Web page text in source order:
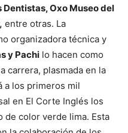
Dentistas, Oxo Museo del
entre otras. La
organizadora técnica y
y Pachi lo hacen como
carrera, plasmada en la
a los primeros mil
en El Corte Inglés los
de color verde lima. Esta